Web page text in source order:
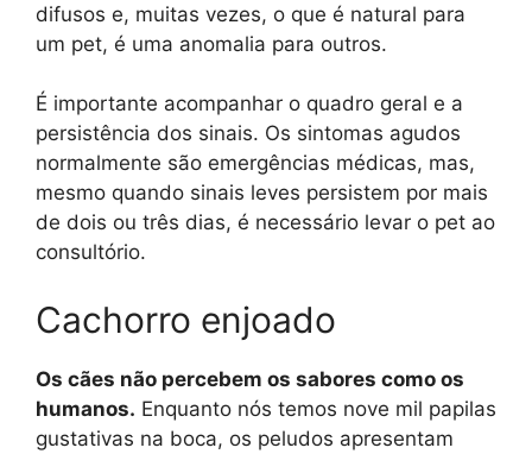
difusos e, muitas vezes, o que é natural para
um pet, é uma anomalia para outros.
É importante acompanhar o quadro geral e a
persistência dos sinais. Os sintomas agudos
normalmente são emergências médicas, mas,
mesmo quando sinais leves persistem por mais
de dois ou três dias, é necessário levar o pet ao
consultório.
Cachorro enjoado
Os cães não percebem os sabores como os
humanos. Enquanto nós temos nove mil papilas
gustativas na boca, os peludos apresentam